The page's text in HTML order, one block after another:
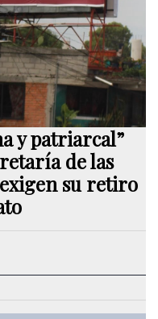
y patriarcal”
de las
su retiro